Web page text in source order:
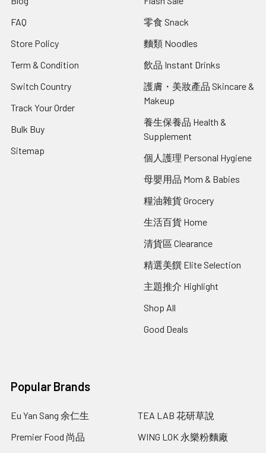
FAQ
Store Policy
Term & Condition
Switch Country
Track Your Order
Bulk Buy
Sitemap
零食 Snack
麵類 Noodles
飲品 Instant Drinks
護膚・美妝產品 Skincare &
Makeup
養生保養品 Health &
Supplement
個人護理 Personal Hygiene
母嬰用品 Mom & Babies
糧油雜貨 Grocery
生活百貨 Home
清貨區 Clearance
精選美饌 Elite Selection
主題推介 Highlight
Shop All
Good Deals
Popular Brands
Eu Yan Sang 余仁生
Premier Food 尚品
TEA LAB 花研草說
WING LOK 永樂粉麵廠